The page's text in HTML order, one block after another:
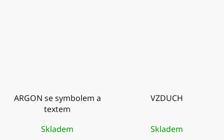
ARGON se symbolem a
textem
Skladem
VZDUCH
Skladem